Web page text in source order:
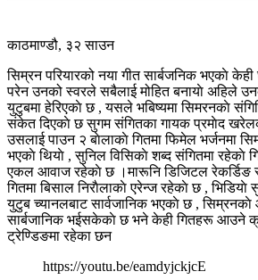
काठमाण्डौ, ३२ साउन
सिम्रन परियारको नया गीत सार्बजनिक भएकाे केही
परेन उनको स्वरले सबैलाई मोहित बनायाे अहिले
युटुबमा हेरिएकाे छ , यसले भबिष्यमा सिमरनकाे
संकेत दिएकाे छ सुगम संगितका गायक प्रमाेद
उसलाई पाउन २ बाेलाकाे गितमा फिमेल भर्जनमा
भएकाे थियाे , सुनिल विसिकाे शब्द संगितमा रहेकाे
एकल आवाज रहेकाे छ ।मारूनि डिजिटल रेकर्डिङ
गितमा बिसाल निराैलाकाे एरेन्ज रहेकाे छ ,
युटुब च्यानलबाट सार्वजानिक भएकाे छ , सिम्रनकाे
सार्बजानिक भईसकेकाे छ भने केही गितहरू आउने
ट्रेण्डिङमा रहेका छन
https://youtu.be/eamdyjckjcE